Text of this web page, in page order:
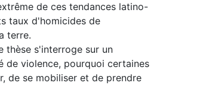
de ces tendances latino-
taux d'homicides de
terre.
thèse s'interroge sur un
de violence, pourquoi certaines
de se mobiliser et de prendre